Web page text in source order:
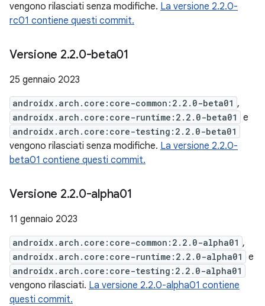
vengono rilasciati senza modifiche. La versione 2.2.0-
rc01 contiene questi commit.
Versione 2.2.0-beta01
25 gennaio 2023
androidx.arch.core:core-common:2.2.0-beta01 ,
androidx.arch.core:core-runtime:2.2.0-beta01 e
androidx.arch.core:core-testing:2.2.0-beta01
vengono rilasciati senza modifiche. La versione 2.2.0-
beta01 contiene questi commit.
Versione 2.2.0-alpha01
11 gennaio 2023
androidx.arch.core:core-common:2.2.0-alpha01 ,
androidx.arch.core:core-runtime:2.2.0-alpha01 e
androidx.arch.core:core-testing:2.2.0-alpha01
vengono rilasciati. La versione 2.2.0-alpha01 contiene
questi commit.